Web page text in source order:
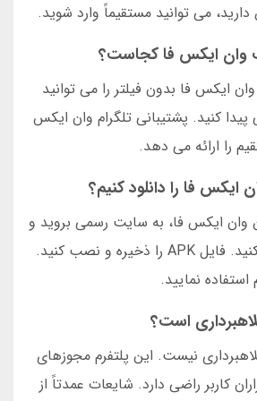
دارید، می توانید مستقیماً وارد شوید.
وان ایکس فا کجاست؟
ایکس فا بدون فیلتر را می توانید
پیدا کنید. پشتیبانی تلگرام وان ایکس
را ارائه می دهد.
ایکس فا را دانلود کنیم؟
وان ایکس فا، به سایت رسمی بروید و
بخش دانلود را پیدا کنید. فایل APK را ذخیره و نصب کنید.
نمایید.
است؟
نیست. این پلتفرم مجوزهای
کاربر راضی دارد. شایعات عمدتاً از